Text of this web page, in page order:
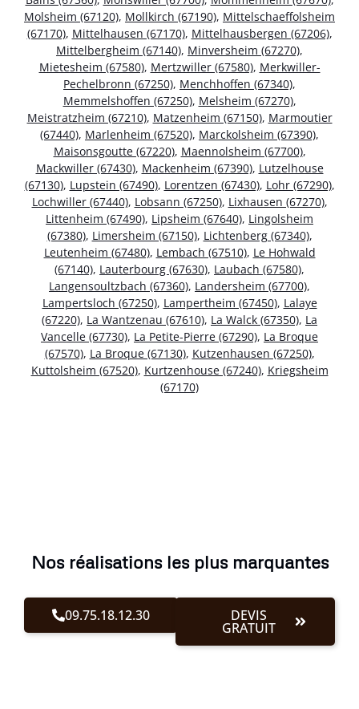
Molsheim (67120), Mollkirch (67190), Mittelschaeffolsheim
(67170), Mittelhausen (67170), Mittelhausbergen (67206),
Mittelbergheim (67140), Minversheim (67270),
Mietesheim (67580), Mertzwiller (67580), Merkwiller-
Pechelbronn (67250), Menchhoffen (67340),
Memmelshoffen (67250), Melsheim (67270),
Meistratzheim (67210), Matzenheim (67150), Marmoutier
(67440), Marlenheim (67520), Marckolsheim (67390),
Maisonsgoutte (67220), Maennolsheim (67700),
Mackwiller (67430), Mackenheim (67390), Lutzelhouse
(67130), Lupstein (67490), Lorentzen (67430), Lohr (67290),
Lochwiller (67440), Lobsann (67250), Lixhausen (67270),
Littenheim (67490), Lipsheim (67640), Lingolsheim
(67380), Limersheim (67150), Lichtenberg (67340),
Leutenheim (67480), Lembach (67510), Le Hohwald
(67140), Lauterbourg (67630), Laubach (67580),
Langensoultzbach (67360), Landersheim (67700),
Lampertsloch (67250), Lampertheim (67450), Lalaye
(67220), La Wantzenau (67610), La Walck (67350), La
Vancelle (67730), La Petite-Pierre (67290), La Broque
(67570), La Broque (67130), Kutzenhausen (67250),
Kuttolsheim (67520), Kurtzenhouse (67240), Kriegsheim
(67170)
Nos réalisations les plus marquantes
09.75.18.12.30 DEVIS
GRATUIT